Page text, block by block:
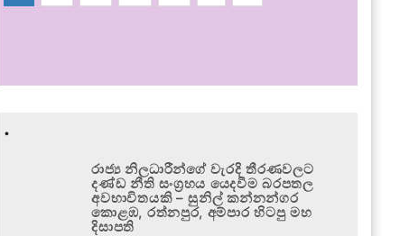
.
රාජ්‍ය නිලධාරීන්ගේ වැරදි තීරණවලට
දණ්ඩ නීති සංග්‍රහය යෙදවීම බරපතල
අවභාවිතයකි – සුනිල් කන්නන්ගර
කොළඹ, රත්නපුර, අම්පාර හිටපු මහ
දිසාපති